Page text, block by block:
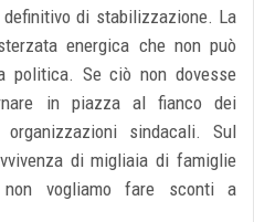
di stabilizzazione. La
energica che non può
politica. Se ciò non dovesse
in piazza al fianco dei
sindacali. Sul
di migliaia di famiglie
vogliamo fare sconti a